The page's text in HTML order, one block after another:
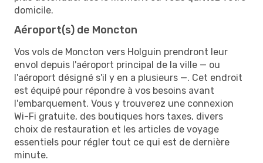
domicile.
Aéroport(s) de Moncton
Vos vols de Moncton vers Holguin prendront leur
envol depuis l'aéroport principal de la ville — ou
l'aéroport désigné s'il y en a plusieurs —. Cet endroit
est équipé pour répondre à vos besoins avant
l'embarquement. Vous y trouverez une connexion
Wi-Fi gratuite, des boutiques hors taxes, divers
choix de restauration et les articles de voyage
essentiels pour régler tout ce qui est de dernière
minute.